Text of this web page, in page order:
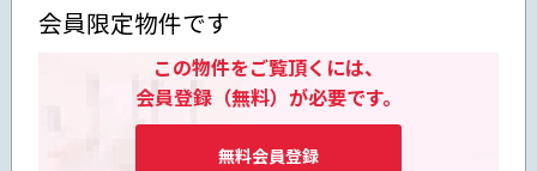
会員限定物件です
この物件をご覧頂くには、
会員登録（無料）が必要です。
無料会員登録